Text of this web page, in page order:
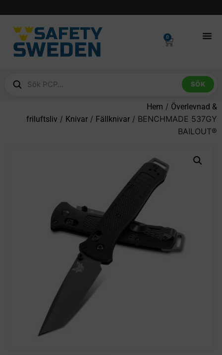
0
SÖK
Hem / Överlevnad &
friluftsliv / Knivar / Fällknivar / BENCHMADE 537GY
BAILOUT®